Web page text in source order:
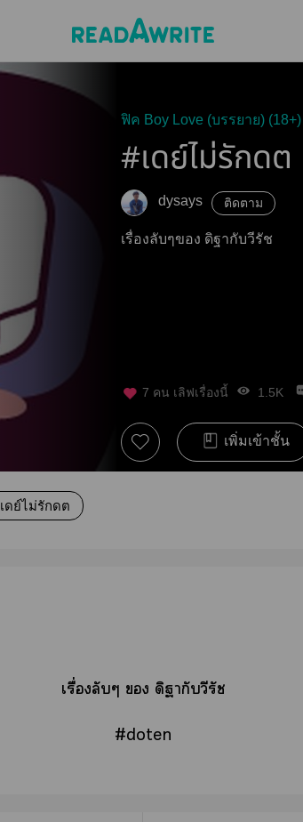
ฟิค Boy Love (บรรยาย) (18+)
#เดย์ไม่รักดต
dysays ติดตาม
เรื่องลับๆของ ดิฐากับวีรัช
7 คน เลิฟเรื่องนี้ 1.5K
เพิ่มเข้าชั้น
เดย์ไม่รักดต
เรื่องลับๆ  ดิฐากับวีรัช
#doten